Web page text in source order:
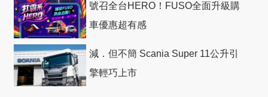
號召全台HERO！FUSO全面升級購
車優惠超有感
減．但不簡 Scania Super 11公升引
擎輕巧上市